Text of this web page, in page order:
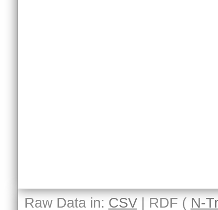
Raw Data in: CSV| RDF ( N-